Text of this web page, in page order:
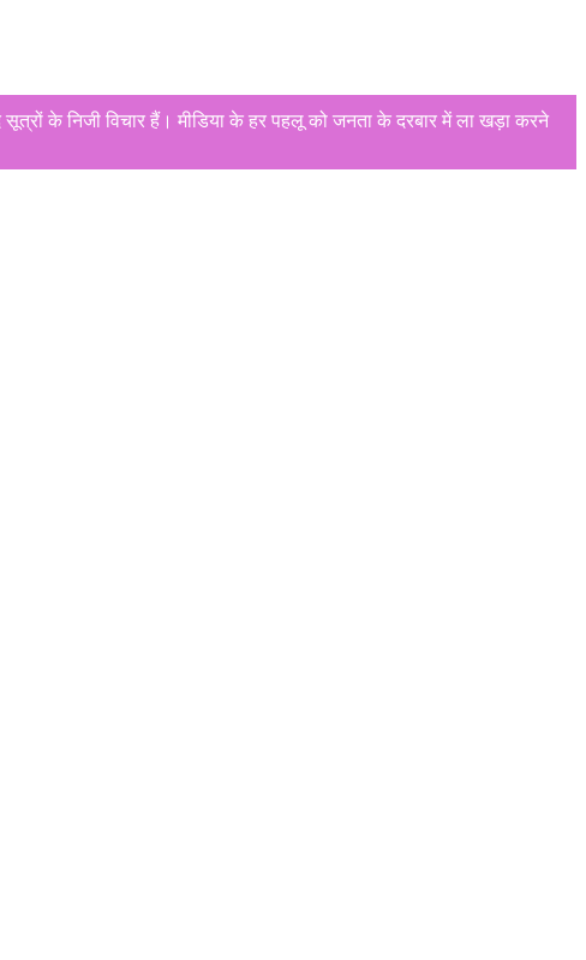
के निजी विचार हैं। मीडिया के हर पहलू को जनता के दरबार में ला खड़ा करने